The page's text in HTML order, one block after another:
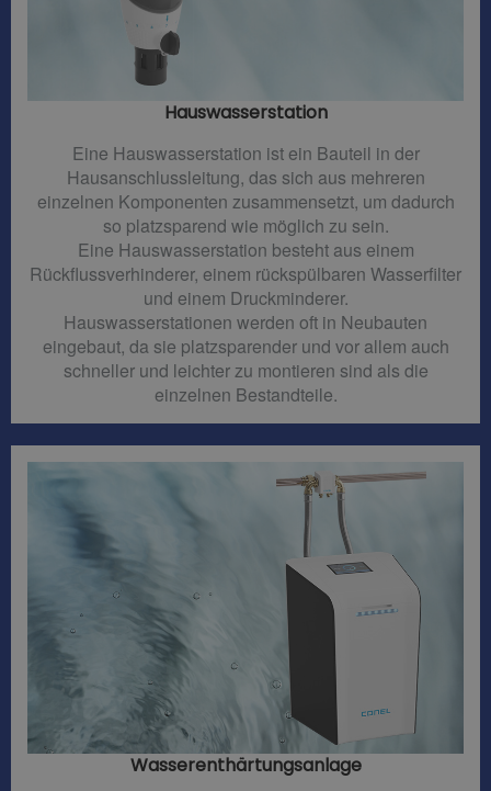
Hauswasserstation
Eine Hauswasserstation ist ein Bauteil in der
Hausanschlussleitung, das sich aus mehreren
einzelnen Komponenten zusammensetzt, um dadurch
so platzsparend wie möglich zu sein.
Eine Hauswasserstation besteht aus einem
Rückflussverhinderer, einem rückspülbaren Wasserfilter
und einem Druckminderer.
Hauswasserstationen werden oft in Neubauten
eingebaut, da sie platzsparender und vor allem auch
schneller und leichter zu montieren sind als die
einzelnen Bestandteile.
Wasserenthärtungsanlage